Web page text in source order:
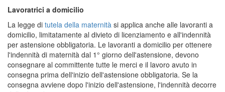
Lavoratrici a domicilio
La legge di tutela della maternità si applica anche alle lavoranti a
domicilio, limitatamente al divieto di licenziamento e all'indennità
per astensione obbligatoria. Le lavoranti a domicilio per ottenere
l'indennità di maternità dal 1° giorno dell'astensione, devono
consegnare al committente tutte le merci e il lavoro avuto in
consegna prima dell'inizio dell'astensione obbligatoria. Se la
consegna avviene dopo l'inizio dell'astensione, l'indennità decorre